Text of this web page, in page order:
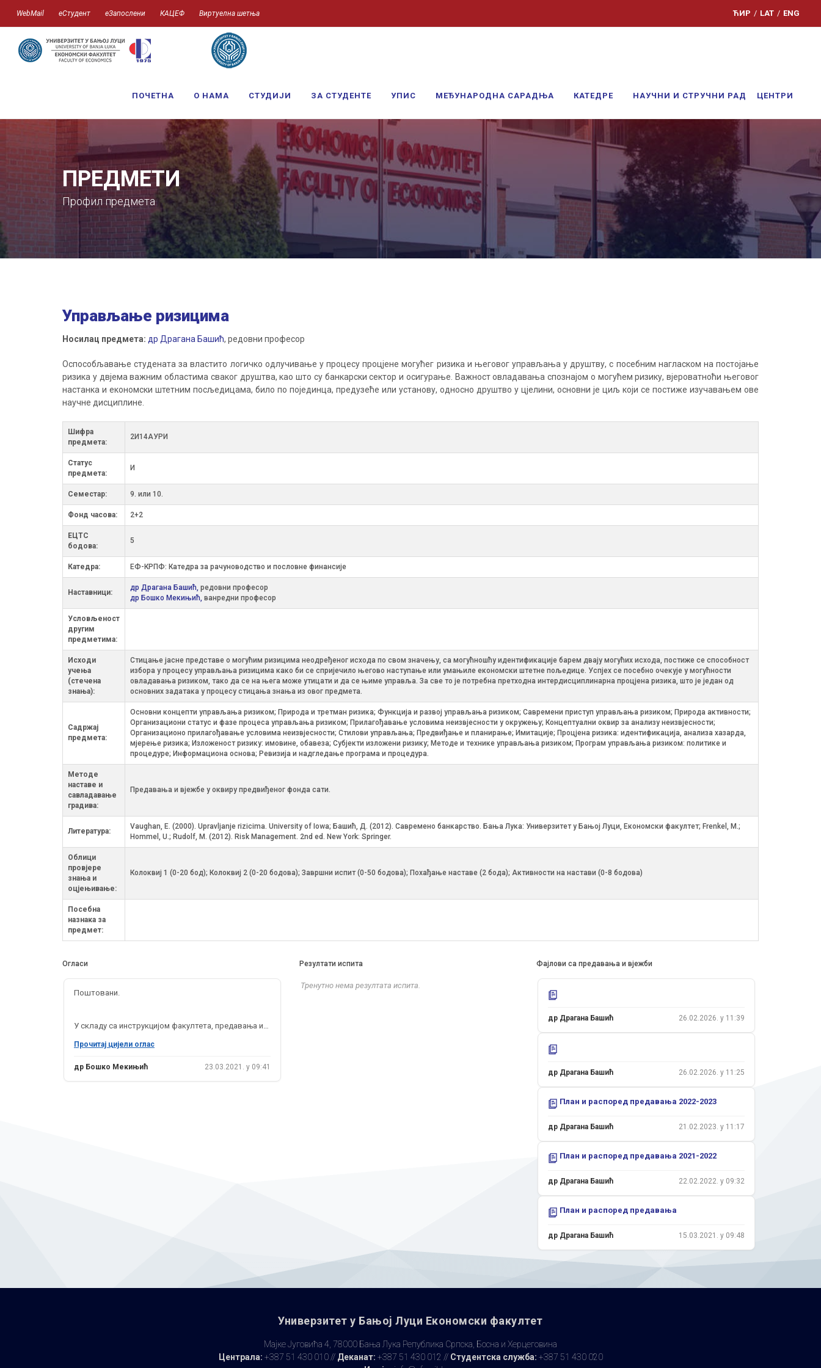
WebMail еСтудент еЗапослени КАЦЕФ Виртуелна шетња ЋИР / LAT / ENG
ПОЧЕТНА О НАМА СТУДИЈИ ЗА СТУДЕНТЕ УПИС МЕЂУНАРОДНА САРАДЊА КАТЕДРЕ НАУЧНИ И СТРУЧНИ РАД ЦЕНТРИ
ПРЕДМЕТИ
Профил предмета
Управљање ризицима
Носилац предмета: др Драгана Башић, редовни професор
Оспособљавање студената за властито логичко одлучивање у процесу процјене могућег ризика и његовог управљања у друштву, с посебним нагласком на постојање
ризика у двјема важним областима сваког друштва, као што су банкарски сектор и осигурање. Важност овладавања спознајом о могућем ризику, вјероватноћи његовог
настанка и економски штетним посљедицама, било по појединца, предузеће или установу, односно друштво у цјелини, основни је циљ који се постиже изучавањем ове
научне дисциплине.
Шифра
предмета:
2И14АУРИ
Статус
предмета:
И
Семестар: 9. или 10.
Фонд часова: 2+2
ЕЦТС
бодова:
5
Катедра: ЕФ-КРПФ: Катедра за рачуноводство и пословне финансије
Наставници:
др Драгана Башић, редовни професор
др Бошко Мекињић, ванредни професор
Условљеност
другим
предметима:
Исходи
учења
(стечена
знања):
Стицање јасне представе о могућим ризицима неодређеног исхода по свом значењу, са могућношћу идентификације барем двају могућих исхода, постиже се способност
избора у процесу управљања ризицима како би се спријечило његово наступање или умањиле економски штетне пољедице. Успјех се посебно очекује у могућности
овладавања ризиком, тако да се на њега може утицати и да се њиме управља. За све то је потребна претходна интердисциплинарна процјена ризика, што је један од
основних задатака у процесу стицања знања из овог предмета.
Садржај
предмета:
Основни концепти управљања ризиком; Природа и третман ризика; Функција и развој управљања ризиком; Савремени приступ управљања ризиком; Природа активности;
Организациони статус и фазе процеса управљања ризиком; Прилагођавање условима неизвјесности у окружењу; Концептуални оквир за анализу неизвјесности;
Организационо прилагођавање условима неизвјесности; Стилови управљања; Предвиђање и планирање; Имитације; Процјена ризика: идентификација, анализа хазарда,
мјерење ризика; Изложеност ризику: имовине, обавеза; Субјекти изложени ризику; Методе и технике управљања ризиком; Програм управљања ризиком: политике и
процедуре; Информациона основа; Ревизија и надгледање програма и процедура.
Методе
наставе и
савладавање
градива:
Предавања и вјежбе у оквиру предвиђеног фонда сати.
Литература:
Vaughan, E. (2000). Upravljanje rizicima. University of Iowa; Башић, Д. (2012). Савремено банкарство. Бања Лука: Универзитет у Бањој Луци, Економски факултет; Frenkel, M.;
Hommel, U.; Rudolf, M. (2012). Risk Management. 2nd ed. New York: Springer.
Облици
провјере
знања и
оцјењивање:
Колоквиј 1 (0-20 бод); Колоквиј 2 (0-20 бодова); Завршни испит (0-50 бодова); Похађање наставе (2 бода); Активности на настави (0-8 бодова)
Посебна
назнака за
предмет:
Огласи
Поштовани.
У складу са инструкцијом факултета, предавања из
одржаће се путем Google Meet платформе, у
петак (од 17-20 часова) и субота (од 09-15 часова).
Прочитај цијели оглас
др Бошко Мекињић 23.03.2021. у 09:41
Резултати испита
Тренутно нема резултата испита.
Фајлови са предавања и вјежби
др Драгана Башић 26.02.2026. у 11:39
др Драгана Башић 26.02.2026. у 11:25
План и распоред предавања 2022-2023
др Драгана Башић 21.02.2023. у 11:17
План и распоред предавања 2021-2022
др Драгана Башић 22.02.2022. у 09:32
План и распоред предавања
др Драгана Башић 15.03.2021. у 09:48
Универзитет у Бањoj Луци Економски факултет
Мајке Југовића 4, 78000 Бања Лука Република Српска, Босна и Херцеговина
Централа: +387 51 430 010 // Деканат: +387 51 430 012 // Студентска служба: +387 51 430 020